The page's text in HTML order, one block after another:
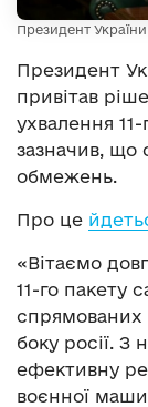
Президент
Президент
привітав
ухвалення 11-
зазначив, що
обмежень.
Про це
«Вітаємо
11-го пакету
спрямованих
боку росії. З
ефективну
воєнної